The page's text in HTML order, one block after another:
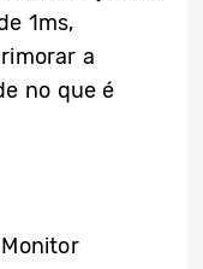
1ms,
a
no que é